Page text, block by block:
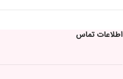
اطلاعات تماس